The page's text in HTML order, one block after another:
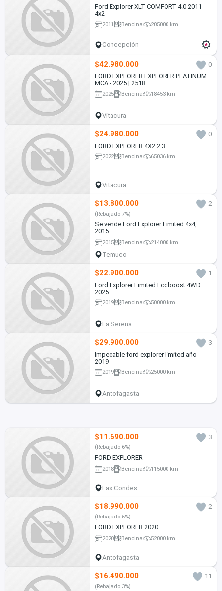
Ford Explorer XLT COMFORT 4.0 2011
4x2
2011 Bencina 205000 km
Concepción
$42.980.000
0
FORD EXPLORER EXPLORER PLATINUM
MCA - 2025 | 2518
2025 Bencina 18453 km
Vitacura
$24.980.000
0
FORD EXPLORER 4X2 2.3
2022 Bencina 65036 km
Vitacura
$13.800.000 2
(Rebajado 7%)
Se vende Ford Explorer Limited 4x4,
2015
2015 Bencina 214000 km
Temuco
$22.900.000
1
Ford Explorer Limited Ecoboost 4WD
2025
2019 Bencina 50000 km
La Serena
$29.900.000
3
Impecable ford explorer limited año
2019
2019 Bencina 25000 km
Antofagasta
$11.690.000 3
(Rebajado 6%)
FORD EXPLORER
2018 Bencina 115000 km
Las Condes
$18.990.000 2
(Rebajado 5%)
FORD EXPLORER 2020
2020 Bencina 52000 km
Antofagasta
$16.490.000 11
(Rebajado 3%)